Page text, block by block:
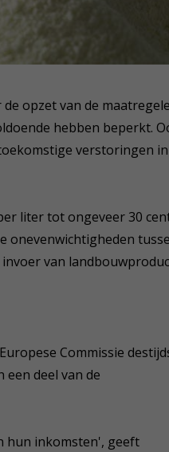
opzet van de
hebben beperkt.
verstoringen
liter tot ongeveer 30
onevenwichtigheden
van
Commissie
deel van de
hun inkomsten', geeft